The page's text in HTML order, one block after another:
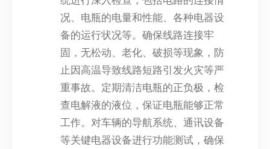
况、电瓶的电量和性能、各种电器设
备的运行状况等。确保线路连接牢
固，无松动、老化、破损等现象，防
止因高温导致线路短路引发火灾等严
重事故。定期清洁电瓶的正负极，检
查电解液的液位，保证电瓶能够正常
工作。对车辆的导航系统、通讯设备
等关键电器设备进行功能测试，确保